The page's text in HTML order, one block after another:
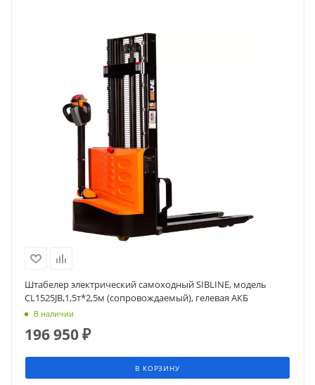
Штабелер электрический самоходный SIBLINE, модель
CL1525JB,1,5т*2,5м (сопровождаемый), гелевая АКБ
В наличии
196 950₽
В КОРЗИНУ